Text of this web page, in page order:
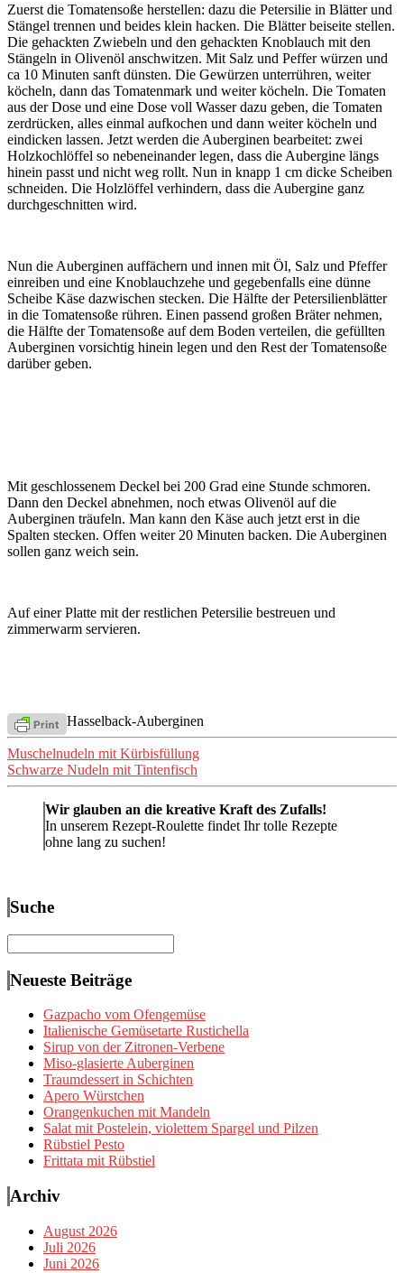
Zuerst die Tomatensoße herstellen: dazu die Petersilie in Blätter und
Stängel trennen und beides klein hacken. Die Blätter beiseite stellen.
Die gehackten Zwiebeln und den gehackten Knoblauch mit den
Stängeln in Olivenöl anschwitzen. Mit Salz und Peffer würzen und
ca 10 Minuten sanft dünsten. Die Gewürzen unterrühren, weiter
köcheln, dann das Tomatenmark und weiter köcheln. Die Tomaten
aus der Dose und eine Dose voll Wasser dazu geben, die Tomaten
zerdrücken, alles einmal aufkochen und dann weiter köcheln und
eindicken lassen. Jetzt werden die Auberginen bearbeitet: zwei
Holzkochlöffel so nebeneinander legen, dass die Aubergine längs
hinein passt und nicht weg rollt. Nun in knapp 1 cm dicke Scheiben
schneiden. Die Holzlöffel verhindern, dass die Aubergine ganz
durchgeschnitten wird.
Nun die Auberginen auffächern und innen mit Öl, Salz und Pfeffer
einreiben und eine Knoblauchzehe und gegebenfalls eine dünne
Scheibe Käse dazwischen stecken. Die Hälfte der Petersilienblätter
in die Tomatensoße rühren. Einen passend großen Bräter nehmen,
die Hälfte der Tomatensoße auf dem Boden verteilen, die gefüllten
Auberginen vorsichtig hinein legen und den Rest der Tomatensoße
darüber geben.
Mit geschlossenem Deckel bei 200 Grad eine Stunde schmoren.
Dann den Deckel abnehmen, noch etwas Olivenöl auf die
Auberginen träufeln. Man kann den Käse auch jetzt erst in die
Spalten stecken. Offen weiter 20 Minuten backen. Die Auberginen
sollen ganz weich sein.
Auf einer Platte mit der restlichen Petersilie bestreuen und
zimmerwarm servieren.
Hasselback-Auberginen
Beitragsnavigation
Muschelnudeln mit Kürbisfüllung
Schwarze Nudeln mit Tintenfisch
Wir glauben an die kreative Kraft des Zufalls!
In unserem Rezept-Roulette findet Ihr tolle Rezepte
ohne lang zu suchen!
Suche
nach:
Neueste Beiträge
Gazpacho vom Ofengemüse
Italienische Gemüsetarte Rustichella
Sirup von der Zitronen-Verbene
Miso-glasierte Auberginen
Traumdessert in Schichten
Apero Würstchen
Orangenkuchen mit Mandeln
Salat mit Postelein, violettem Spargel und Pilzen
Rübstiel Pesto
Frittata mit Rübstiel
Archiv
August 2026
Juli 2026
Juni 2026